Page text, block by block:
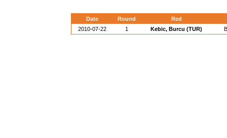
Date Round
Red
2010-07-22
1 Kebic, Burcu (TUR)